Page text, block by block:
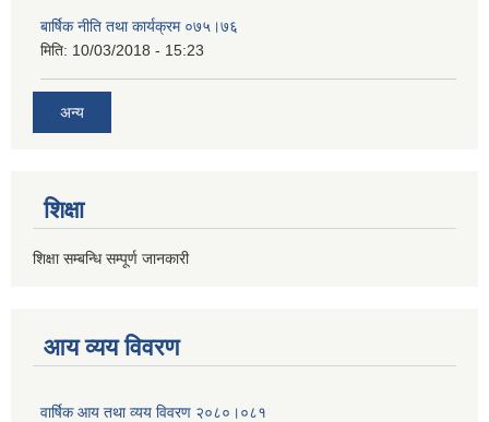
बार्षिक नीति तथा कार्यक्रम ०७५।७६
मिति: 10/03/2018 - 15:23
अन्य
शिक्षा
शिक्षा सम्बन्धि सम्पूर्ण जानकारी
आय व्यय विवरण
वार्षिक आय तथा व्यय विवरण २०८०।०८१